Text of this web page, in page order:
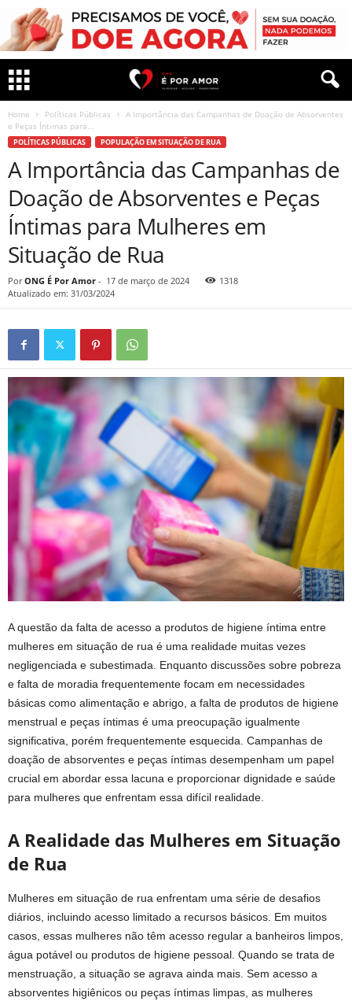
Home Políticas Públicas
A Importância das Campanhas de Doação de Absorventes
e Peças Íntimas para...
POLÍTICAS PÚBLICAS POPULAÇÃO EM SITUAÇÃO DE RUA
A Importância das Campanhas de
Doação de Absorventes e Peças
Íntimas para Mulheres em
Situação de Rua
Por ONG É Por Amor - 17 de março de 2024
1318
Atualizado em: 31/03/2024
A questão da falta de acesso a produtos de higiene íntima entre
mulheres em situação de rua é uma realidade muitas vezes
negligenciada e subestimada. Enquanto discussões sobre pobreza
e falta de moradia frequentemente focam em necessidades
básicas como alimentação e abrigo, a falta de produtos de higiene
menstrual e peças íntimas é uma preocupação igualmente
significativa, porém frequentemente esquecida. Campanhas de
doação de absorventes e peças íntimas desempenham um papel
crucial em abordar essa lacuna e proporcionar dignidade e saúde
para mulheres que enfrentam essa difícil realidade.
A Realidade das Mulheres em Situação
de Rua
Mulheres em situação de rua enfrentam uma série de desafios
diários, incluindo acesso limitado a recursos básicos. Em muitos
casos, essas mulheres não têm acesso regular a banheiros limpos,
água potável ou produtos de higiene pessoal. Quando se trata de
menstruação, a situação se agrava ainda mais. Sem acesso a
absorventes higiênicos ou peças íntimas limpas, as mulheres